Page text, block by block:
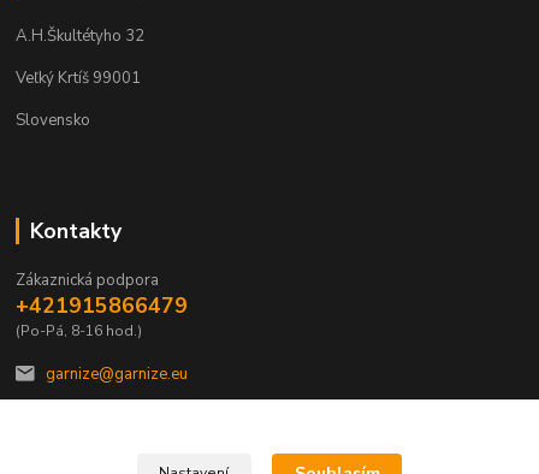
A.H.Škultétyho 32
Veľký Krtíš 99001
Slovensko
Kontakty
Zákaznická podpora
+421915866479
(Po-Pá, 8-16 hod.)
garnize@garnize.eu